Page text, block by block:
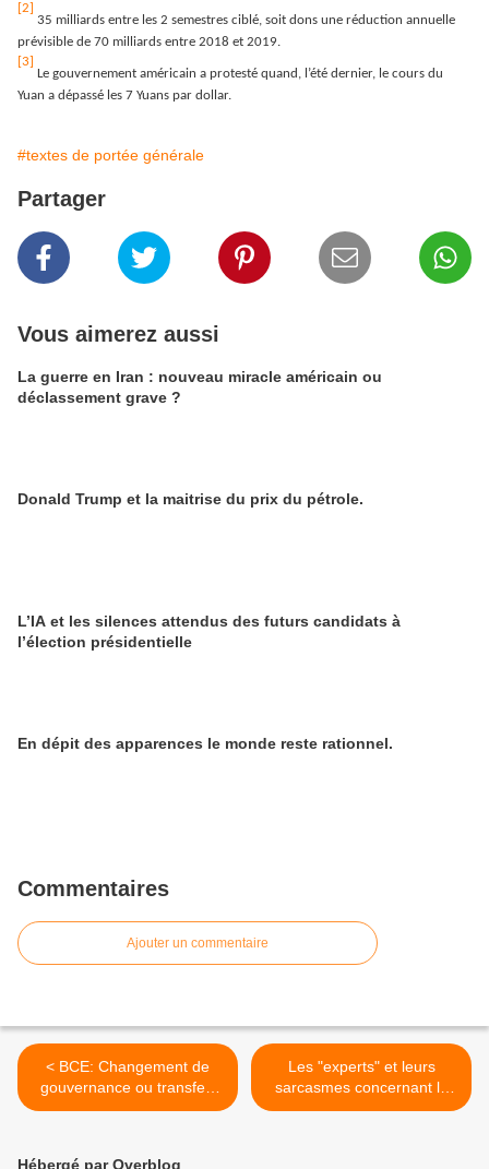
[2]
35 milliards entre les 2 semestres ciblé, soit dons une réduction annuelle
prévisible de 70 milliards entre 2018 et 2019.
[3]
Le gouvernement américain a protesté quand, l’été dernier, le cours du
Yuan a dépassé les 7 Yuans par dollar.
#textes de portée générale
Partager
Vous aimerez aussi
La guerre en Iran : nouveau miracle américain ou
déclassement grave ?
Donald Trump et la maitrise du prix du pétrole.
L’IA et les silences attendus des futurs candidats à
l’élection présidentielle
En dépit des apparences le monde reste rationnel.
Commentaires
Ajouter un commentaire
< BCE: Changement de
gouvernance ou transfert
de "patate chaude"?
Les "experts" et leurs
sarcasmes concernant la
politique économique
Hébergé par Overblog